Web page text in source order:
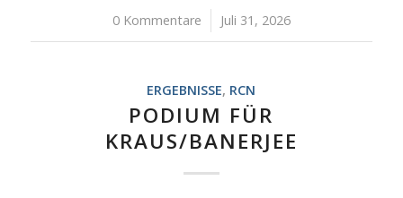
0 Kommentare
/ Juli 31, 2026
ERGEBNISSE, RCN
PODIUM FÜR
KRAUS/BANERJEE